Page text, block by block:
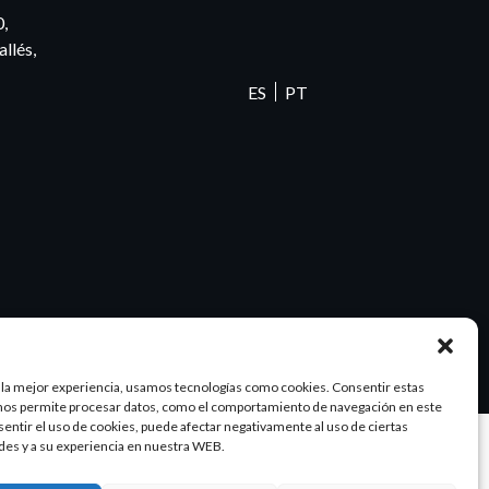
mejor experiencia, usamos tecnologías como cookies. Consentir estas
permite procesar datos, como el comportamiento de navegación en este
el uso de cookies, puede afectar negativamente al uso de ciertas
y a su experiencia en nuestra WEB.
ES PT